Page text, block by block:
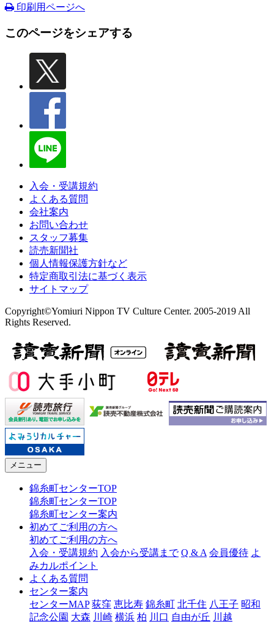
印刷用ページへ
このページをシェアする
入会・受講規約
よくある質問
会社案内
お問い合わせ
スタッフ募集
読売新聞社
個人情報保護方針など
特定商取引法に基づく表示
サイトマップ
Copyright©Yomiuri Nippon TV Culture Center. 2005-2019 All
Rights Reserved.
メニュー
錦糸町センターTOP
錦糸町センターTOP
錦糸町センター案内
初めてご利用の方へ
初めてご利用の方へ
入会・受講規約 入会から受講まで Q & A 会員優待 よ
みカルポイント
よくある質問
センター案内
センターMAP 荻窪 恵比寿 錦糸町 北千住 八王子 昭和
記念公園 大森 川崎 横浜 柏 川口 自由が丘 川越